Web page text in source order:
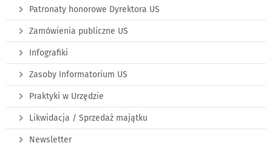
Patronaty honorowe Dyrektora US
Zamówienia publiczne US
Infografiki
Zasoby Informatorium US
Praktyki w Urzędzie
Likwidacja / Sprzedaż majątku
Newsletter